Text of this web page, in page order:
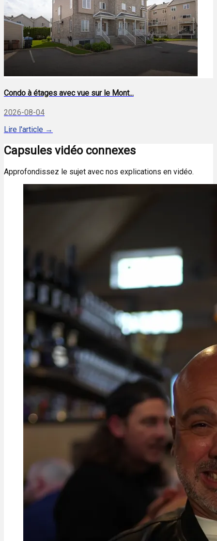
Condo à étages avec vue sur le Mont...
2026-08-04
Lire l'article →
Capsules vidéo connexes
Approfondissez le sujet avec nos explications en vidéo.